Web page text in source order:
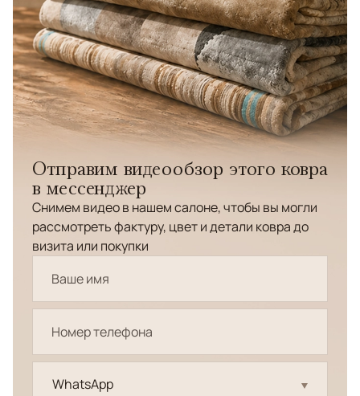
Отправим видеообзор этого ковра
в мессенджер
Снимем видео в нашем салоне, чтобы вы могли
рассмотреть фактуру, цвет и детали ковра до
визита или покупки
WhatsApp